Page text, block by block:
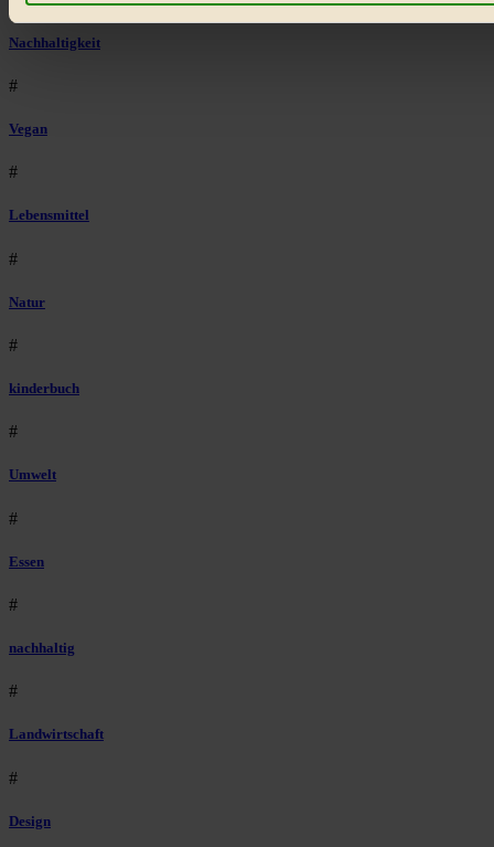
Bist du damit einverstanden?
Nachhaltigkeit
#
Vegan
#
Lebensmittel
#
Natur
#
kinderbuch
#
Umwelt
#
Essen
#
nachhaltig
#
Landwirtschaft
#
Design